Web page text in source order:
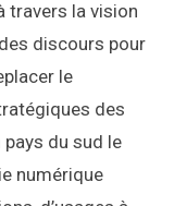
travers la vision
discours pour
le
des
pays du sud le
numérique